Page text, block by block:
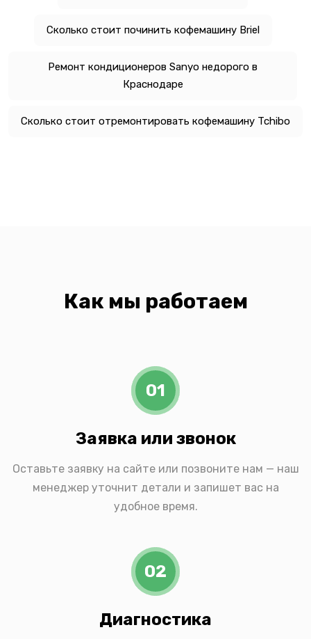
Сколько стоит починить кофемашину Briel
Ремонт кондиционеров Sanyo недорого в
Краснодаре
Сколько стоит отремонтировать кофемашину Tchibo
Как мы работаем
01
Заявка или звонок
Оставьте заявку на сайте или позвоните нам — наш
менеджер уточнит детали и запишет вас на
удобное время.
02
Диагностика